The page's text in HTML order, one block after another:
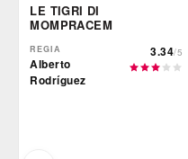
LE TIGRI DI
MOMPRACEM
REGIA
Alberto
Rodríguez
3.34/5